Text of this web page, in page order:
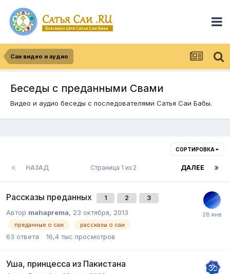
Саи видео и аудио
Беседы с преданными Свами
Видео и аудио беседы с последователями Сатья Саи Бабы.
СОРТИРОВКА
НАЗАД ДАЛЕЕ
Страница 1 из 2
Рассказы преданных 1 2 3
Автор mahaprema, 23 октября, 2013
преданные о саи рассказы о саи
63 ответа 16,4 тыс просмотров
Уша, принцесса из Пакистана